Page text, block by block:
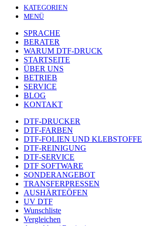
KATEGORIEN
MENÜ
SPRACHE
BERATER
WARUM DTF-DRUCK
STARTSEITE
ÜBER UNS
BETRIEB
SERVICE
BLOG
KONTAKT
DTF-DRUCKER
DTF-FARBEN
DTF-FOLIEN UND KLEBSTOFFE
DTF-REINIGUNG
DTF-SERVICE
DTF SOFTWARE
SONDERANGEBOT
TRANSFERPRESSEN
AUSHÄRTEÖFEN
UV DTF
Wunschliste
Vergleichen